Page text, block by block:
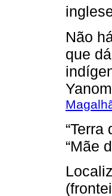
Não
que
“Terra
“Mãe